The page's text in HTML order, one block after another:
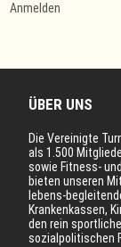
Anmelden
ÜBER UNS
Die Vereinigte
als 1.500
sowie Fitness-
bieten unseren
lebens-
Krankenkassen,
den rein
sozialpolitischen